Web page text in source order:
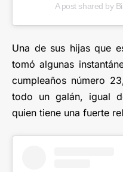
A post shared by
Una de sus hijas que
tomó algunas
cumpleaños número
todo un galán, igual
quien tiene una fuerte